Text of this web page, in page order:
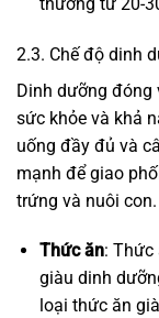
2.3. Chế độ dinh
Dinh dưỡng đóng
sức khỏe và khả
uống đầy đủ và
mạnh để giao
trứng và nuôi con.
Thức ăn: Thức
giàu dinh
loại thức ăn